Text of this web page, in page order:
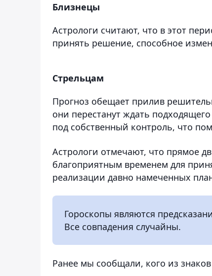
Близнецы
Астрологи считают, что в этот
принять решение, способное
Стрельцам
Прогноз обещает прилив
они перестанут ждать
под собственный контроль, что
Астрологи отмечают, что прямое
благоприятным временем для
реализации давно намеченных
Гороскопы являются
Все совпадения случайны.
Ранее мы сообщали, кого из